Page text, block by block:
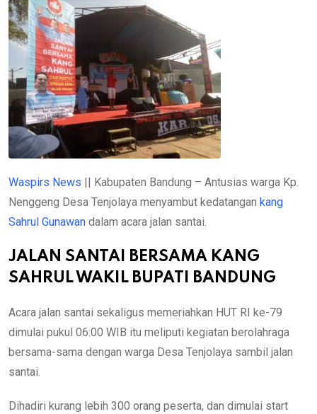
Waspirs News || Kabupaten Bandung – Antusias warga Kp.
Nenggeng Desa Tenjolaya menyambut kedatangan kang
Sahrul Gunawan dalam acara jalan santai.
JALAN SANTAI BERSAMA KANG
SAHRUL WAKIL BUPATI BANDUNG
Acara jalan santai sekaligus memeriahkan HUT RI ke-79
dimulai pukul 06:00 WIB itu meliputi kegiatan berolahraga
bersama-sama dengan warga Desa Tenjolaya sambil jalan
santai.
Dihadiri kurang lebih 300 orang peserta, dan dimulai start